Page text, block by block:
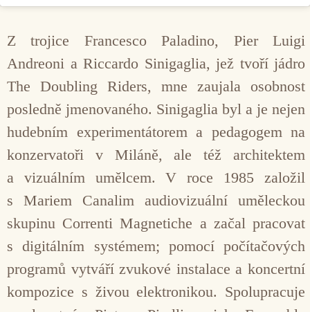
Z trojice Francesco Paladino, Pier Luigi
Andreoni a Riccardo Sinigaglia, jež tvoří jádro
The Doubling Riders, mne zaujala osobnost
posledně jmenovaného. Sinigaglia byl a je nejen
hudebním experimentátorem a pedagogem na
konzervatoři v Miláně, ale též architektem
a vizuálním umělcem. V roce 1985 založil
s Mariem Canalim audiovizuální uměleckou
skupinu Correnti Magnetiche a začal pracovat
s digitálním systémem; pomocí počítačových
programů vytváří zvukové instalace a koncertní
kompozice s živou elektronikou. Spolupracuje